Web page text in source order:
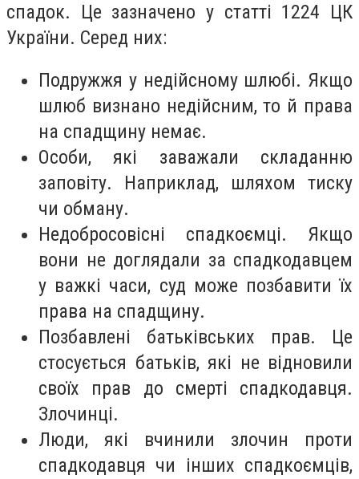
спадок. Це зазначено у статті 1224 ЦК
України. Серед них:
Подружжя у недійсному шлюбі. Якщо
шлюб визнано недійсним, то й права
на спадщину немає.
Особи, які заважали складанню
заповіту. Наприклад, шляхом тиску
чи обману.
Недобросовісні спадкоємці. Якщо
вони не доглядали за спадкодавцем
у важкі часи, суд може позбавити їх
права на спадщину.
Позбавлені батьківських прав. Це
стосується батьків, які не відновили
своїх прав до смерті спадкодавця.
Злочинці.
Люди, які вчинили злочин проти
спадкодавця чи інших спадкоємців,